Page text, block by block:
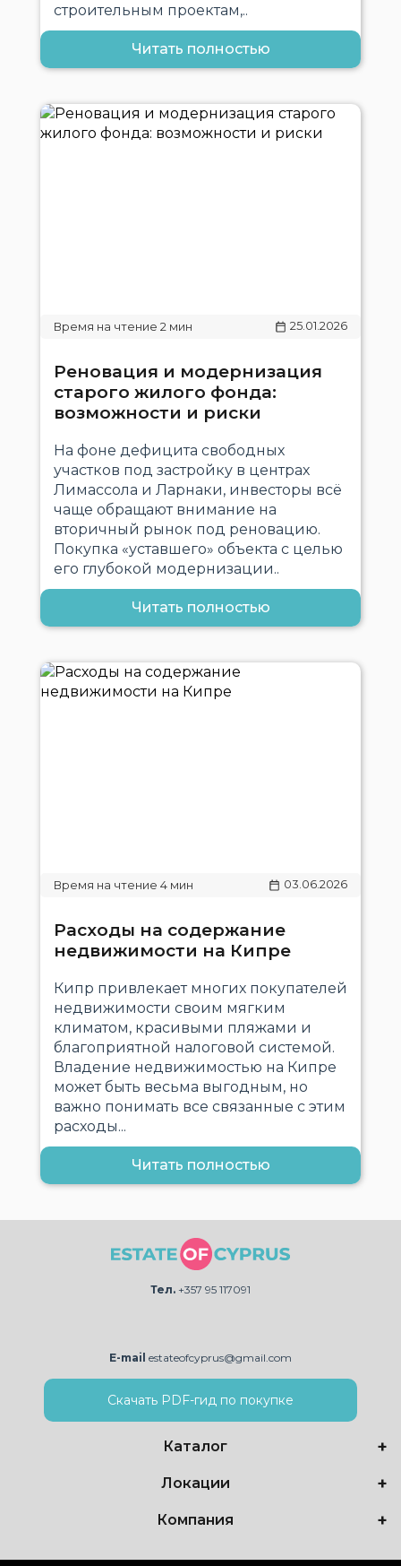
строительным проектам,..
Читать полностью
25.01.2026
Реновация и модернизация
старого жилого фонда:
возможности и риски
На фоне дефицита свободных
участков под застройку в центрах
Лимассола и Ларнаки, инвесторы всё
чаще обращают внимание на
вторичный рынок под реновацию.
Покупка «уставшего» объекта с целью
его глубокой модернизации..
Читать полностью
03.06.2026
Расходы на содержание
недвижимости на Кипре
Кипр привлекает многих покупателей
недвижимости своим мягким
климатом, красивыми пляжами и
благоприятной налоговой системой.
Владение недвижимостью на Кипре
может быть весьма выгодным, но
важно понимать все связанные с этим
расходы...
Читать полностью
Тел. +357 95 117091
E-mail estateofcyprus@gmail.com
Скачать PDF-гид по покупке
Каталог
Локации
Компания